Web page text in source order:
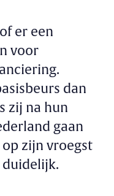
er een
voor
dan
zij na hun
gaan
zijn vroegst
duidelijk.